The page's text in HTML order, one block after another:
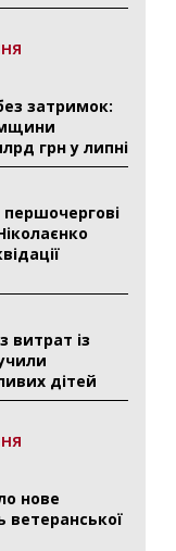
затримок:
грн у липні
витрат із
дітей
нове
ветеранської